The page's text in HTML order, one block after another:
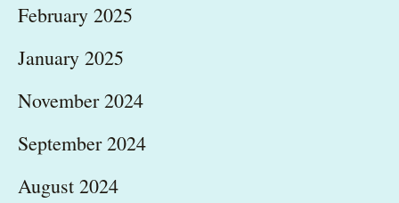
February 2025
January 2025
November 2024
September 2024
August 2024